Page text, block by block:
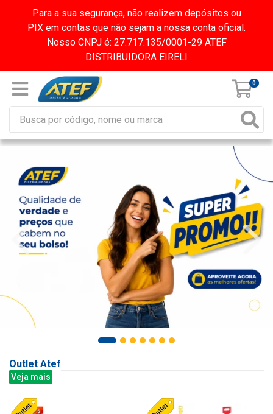
Para a sua segurança, não realizem depósitos ou
PIX em contas que não sejam a nossa conta oficial.
Nosso CNPJ é: 27.717.135/0001-29 ATEF
DISTRIBUIDORA EIRELI
0
Outlet Atef
Veja mais